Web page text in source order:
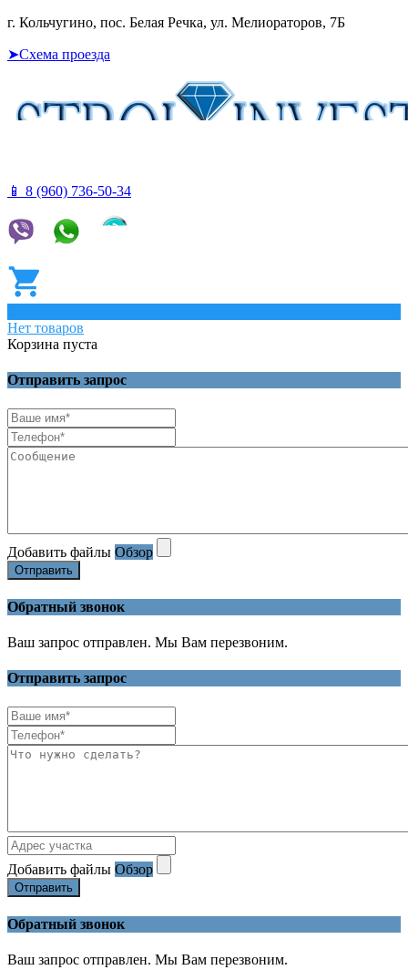
г. Кольчугино, пос. Белая Речка, ул. Мелиораторов, 7Б
➤Схема проезда
📱 8 (960) 736-50-34
Нет товаров
Корзина пуста
Отправить запрос
Добавить файлы Обзор
Отправить
Обратный звонок
Ваш запрос отправлен. Мы Вам перезвоним.
Отправить запрос
Добавить файлы Обзор
Отправить
Обратный звонок
Ваш запрос отправлен. Мы Вам перезвоним.